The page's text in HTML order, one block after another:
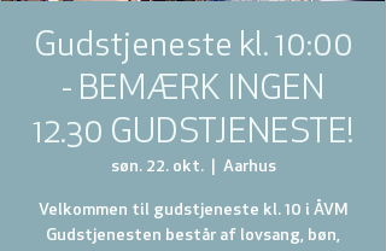
Gudstjeneste kl. 10:00
- BEMÆRK INGEN
12.30 GUDSTJENESTE!
søn. 22. okt.
  |
Aarhus
Velkommen til gudstjeneste kl. 10 i ÅVM
Gudstjenesten består af lovsang, bøn,